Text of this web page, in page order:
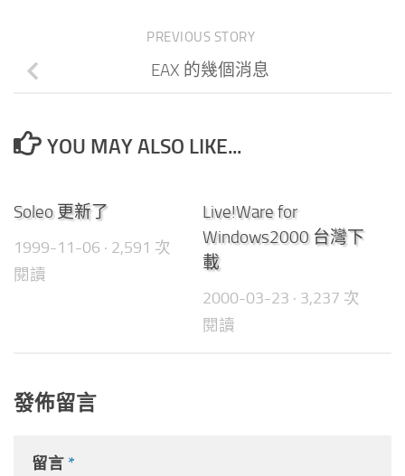
PREVIOUS STORY
EAX 的幾個消息
YOU MAY ALSO LIKE...
Soleo 更新了
1999-11-06 · 2,591 次
閱讀
Live!Ware for
Windows2000 台灣下
載
2000-03-23 · 3,237 次
閱讀
發佈留言
留言 *